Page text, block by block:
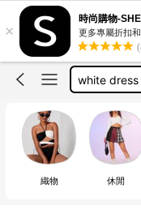
×
時尚購物-
更多專屬折扣
romwe
women
white dress
bikini
織物 休閒